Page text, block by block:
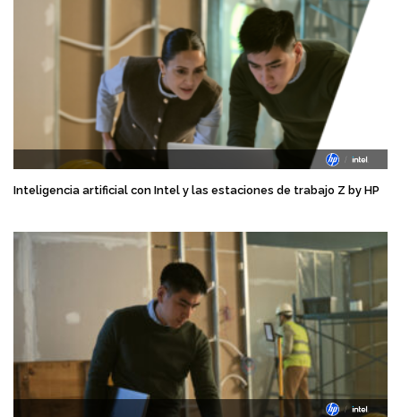
Inteligencia artificial con Intel y las estaciones de trabajo Z by HP